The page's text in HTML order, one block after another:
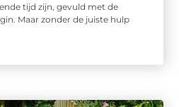
tijd zijn, gevuld met de
Maar zonder de juiste hulp